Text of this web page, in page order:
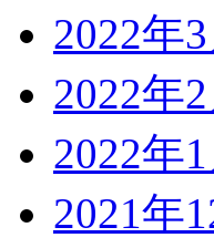
2022年3
2022年2
2022年1
2021年